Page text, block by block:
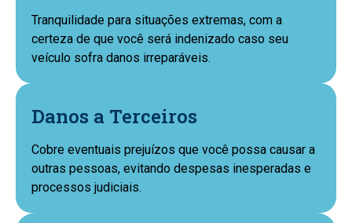
Tranquilidade para situações extremas, com a
certeza de que você será indenizado caso seu
veículo sofra danos irreparáveis.
Danos a Terceiros
Cobre eventuais prejuízos que você possa causar a
outras pessoas, evitando despesas inesperadas e
processos judiciais.